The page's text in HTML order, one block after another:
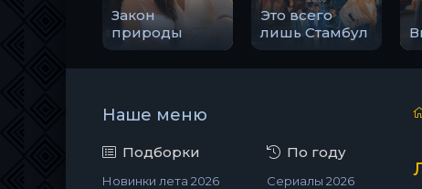
Закон
природы
Это всего
лишь Стамбул
Наше меню
Подборки
Новинки лета 2026
По году
Сериалы 2026